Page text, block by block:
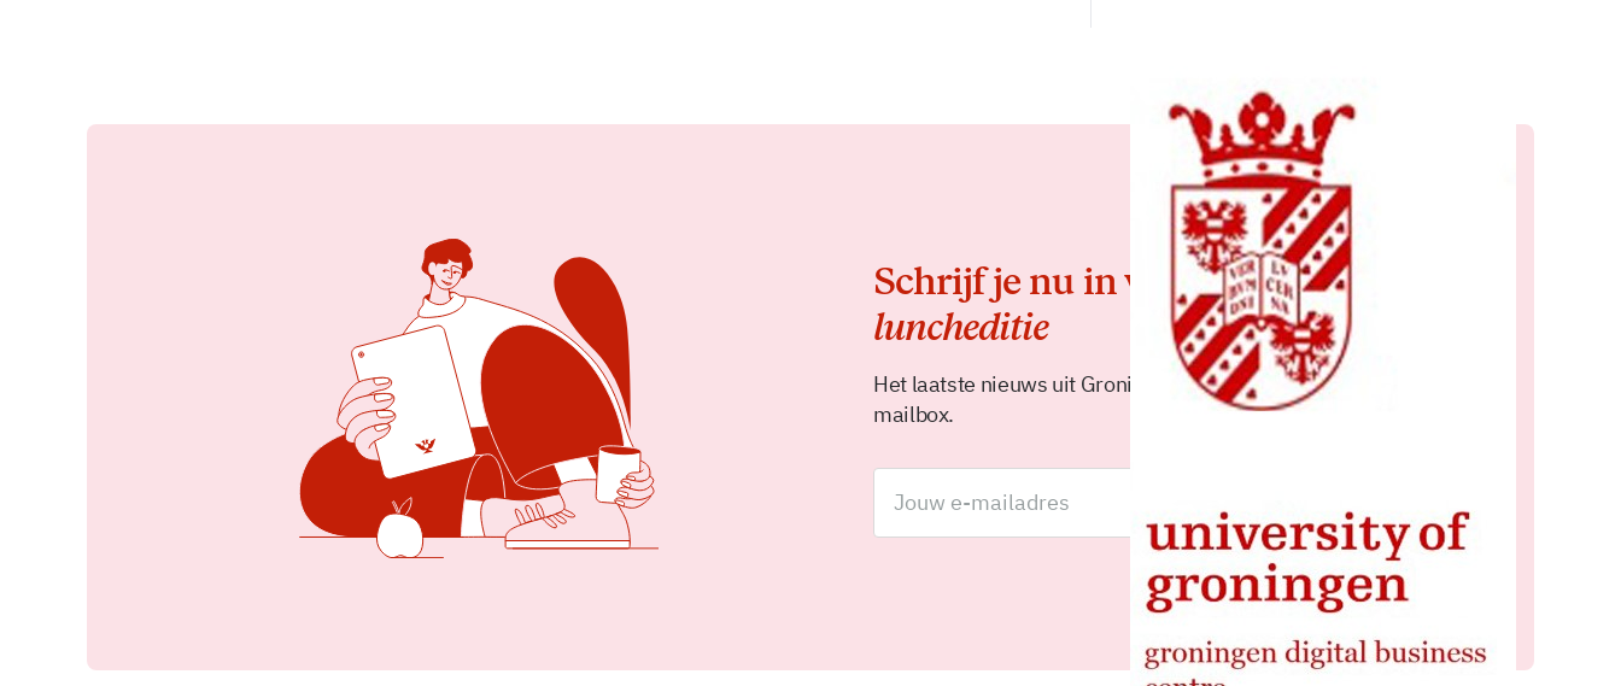
Schrijf je nu in voor de
luncheditie
Het laatste nieuws uit Groningen elke middag in je
mailbox.